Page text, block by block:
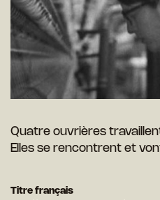
Quatre ouvrières
Elles se rencontrent et
Titre français